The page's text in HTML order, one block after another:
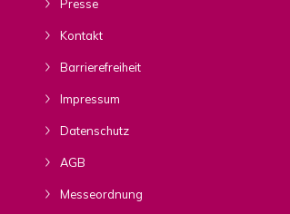
Presse
Kontakt
Barrierefreiheit
Impressum
Datenschutz
AGB
Messeordnung